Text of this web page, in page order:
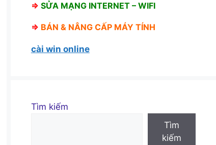
⇒ SỬA MẠNG INTERNET – WIFI
⇒ BÁN & NÂNG CẤP MÁY TÍNH
cài win online
Tìm kiếm
Tìm
kiếm